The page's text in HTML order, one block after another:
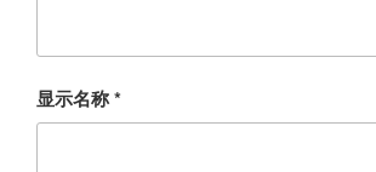
显示名称*